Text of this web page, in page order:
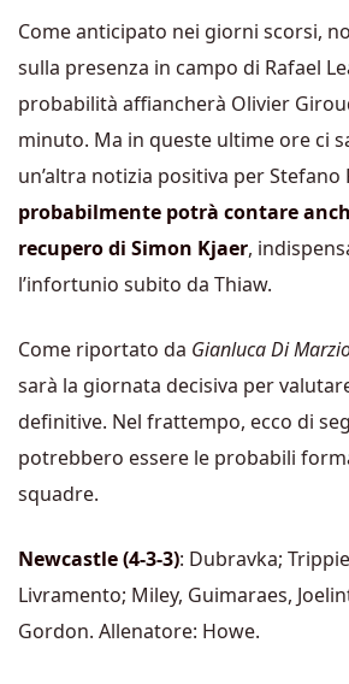
Come anticipato nei giorni scorsi,
sulla presenza in campo di Rafael
probabilità affiancherà Olivier
minuto. Ma in queste ultime ore ci
un’altra notizia positiva per Stefano
probabilmente potrà contare
recupero di Simon Kjaer,
l’infortunio subito da Thiaw.
Come riportato da Gianluca Di
sarà la giornata decisiva per
definitive. Nel frattempo, ecco di
potrebbero essere le probabili
squadre.
Newcastle (4-3-3): Dubravka;
Livramento; Miley, Guimaraes,
Gordon. Allenatore: Howe.